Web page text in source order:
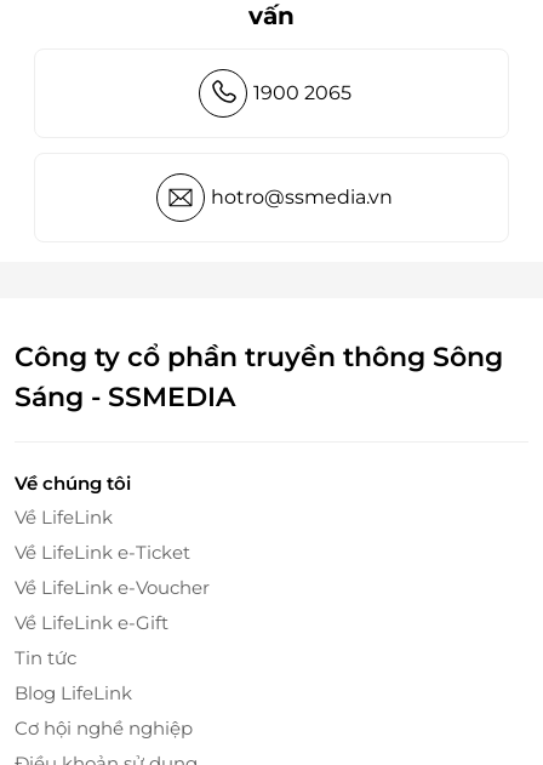
vấn
1900 2065
hotro@ssmedia.vn
Công ty cổ phần truyền thông Sông
Sáng - SSMEDIA
Về chúng tôi
Về LifeLink
Về LifeLink e-Ticket
Về LifeLink e-Voucher
Về LifeLink e-Gift
Tin tức
Blog LifeLink
Cơ hội nghề nghiệp